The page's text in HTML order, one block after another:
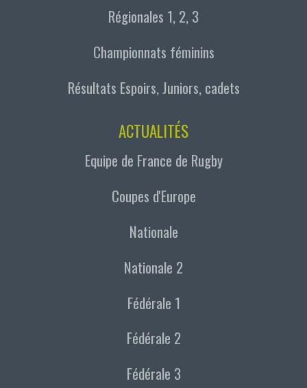
Régionales 1, 2, 3
Championnats féminins
Résultats Espoirs, Juniors, cadets
ACTUALITÉS
Equipe de France de Rugby
Coupes d'Europe
Nationale
Nationale 2
Fédérale 1
Fédérale 2
Fédérale 3